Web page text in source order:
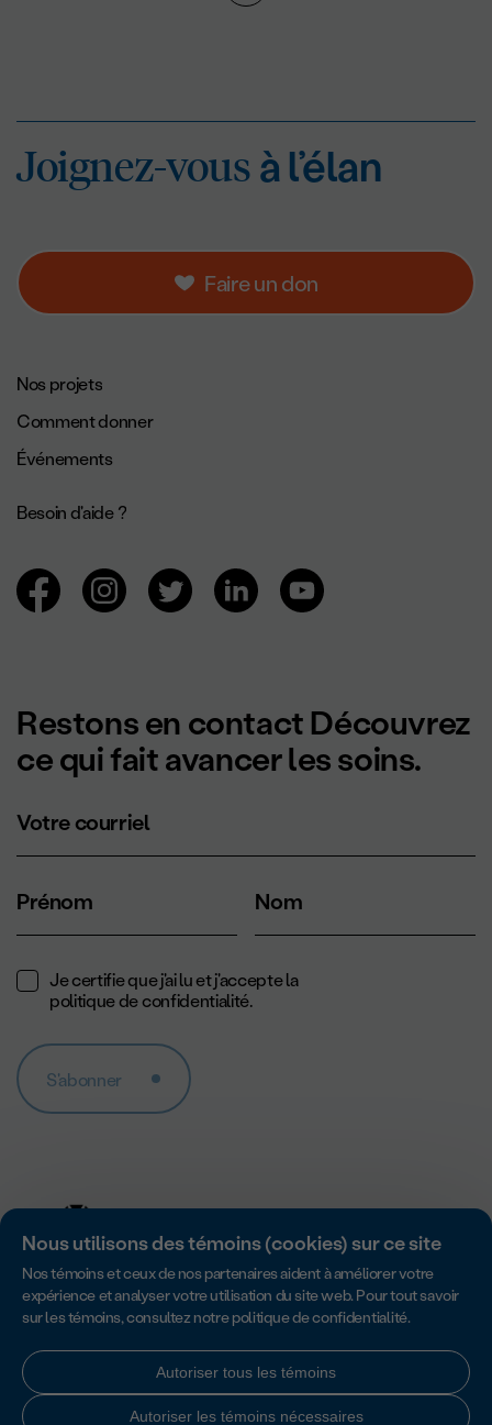
Faire un don
Nous utilisons des témoins (cookies) sur ce site
Nos témoins et ceux de nos partenaires aident à améliorer votre
expérience et analyser votre utilisation du site web. Pour tout savoir
sur les témoins, consultez notrepolitique de confidentialité.
Autoriser tous les témoins
Autoriser les témoins nécessaires
Joignez-vousà
Joignez-vousà l’élan
Navigation de pied de page.
Nos projets
Comment donner
Événements
Besoin d'aide ?
Navigation des réseaux sociaux.
Restons en contact Découvrez
ce qui fait avancer les soins.
Votre courriel
Prénom Nom
Je certifie que j'ai lu et j'accepte la
politique de confidentialité.
S'abonner
Accredité par Imagine Canada pour son excellence en matière de
sans but lucratif.